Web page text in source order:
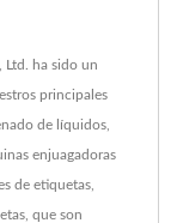
Ltd. ha sido un
principales
de líquidos,
enjuagadoras
de etiquetas,
que son